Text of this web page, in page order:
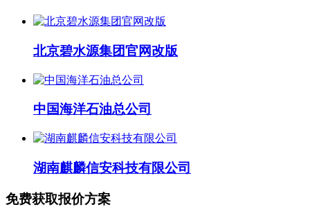
北京碧水源集团官网改版
中国海洋石油总公司
湖南麒麟信安科技有限公司
免费获取报价方案